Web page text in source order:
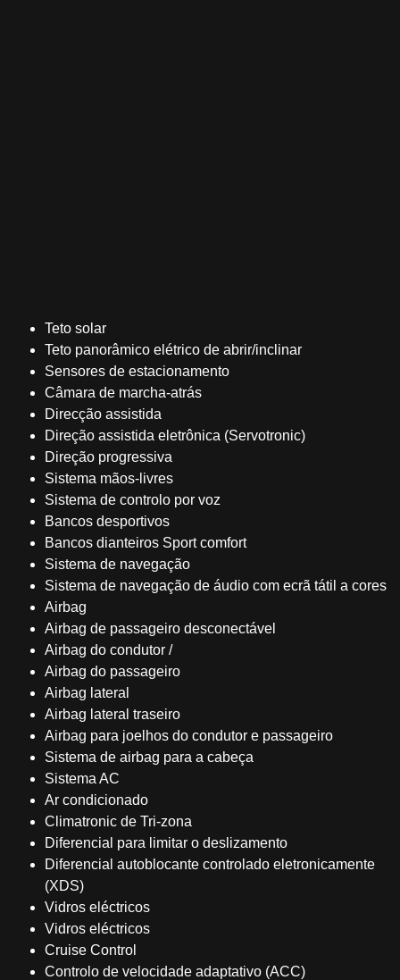
Teto solar
Teto panorâmico elétrico de abrir/inclinar
Sensores de estacionamento
Câmara de marcha-atrás
Direcção assistida
Direção assistida eletrônica (Servotronic)
Direção progressiva
Sistema mãos-livres
Sistema de controlo por voz
Bancos desportivos
Bancos dianteiros Sport comfort
Sistema de navegação
Sistema de navegação de áudio com ecrã tátil a cores
Airbag
Airbag de passageiro desconectável
Airbag do condutor /
Airbag do passageiro
Airbag lateral
Airbag lateral traseiro
Airbag para joelhos do condutor e passageiro
Sistema de airbag para a cabeça
Sistema AC
Ar condicionado
Climatronic de Tri-zona
Diferencial para limitar o deslizamento
Diferencial autoblocante controlado eletronicamente
(XDS)
Vidros eléctricos
Vidros eléctricos
Cruise Control
Controlo de velocidade adaptativo (ACC)